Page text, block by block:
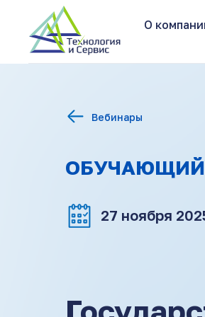
О
ОБУЧАЮЩИЙ
27 ноября
Вебинары